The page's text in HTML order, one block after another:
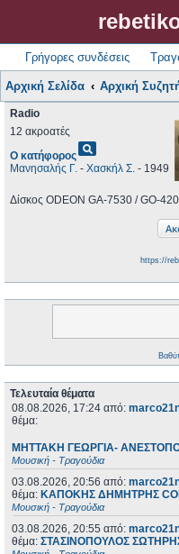
Γρήγορες συνδέσεις
Αρχική Σελίδα Αρχική
Radio
12 ακροατές
Ο κατήφοροςpageview
Μανησαλής Γ. - Χασκήλ Σ. - 1949
Δίσκος ODEON GA-7530 / GO-
https://
Τελευταία θέματα
08.08.2026, 17:24 από:
θέμα:
ΜΗΤΤΑΚΗ ΓΕΩΡΓΙΑ-
Μουσική - Τραγούδια
03.08.2026, 20:56 από:
θέμα: ΚΑΠΟΚΗΣ ΔΗΜΗΤΡΗΣ
Μουσική - Τραγούδια
03.08.2026, 20:55 από:
θέμα: ΣΤΑΣΙΝΟΠΟΥΛΟΣ